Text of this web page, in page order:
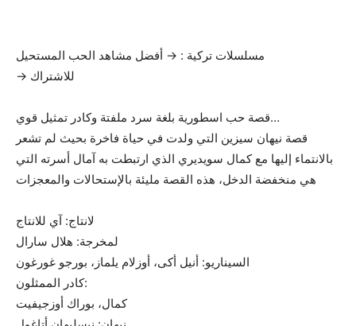
مسلسلات تركية : → أفضل مشاهد الحب المستحيل
→ للاشتراك
قصة حب اسطورية بلغة سرد ملفتة وكادر تمثيل قوي…
قصة نيهان سيزين التي ولدت في حياة فاخرة بحيث لم تشعر
بالانتماء إليها مع كمال سويديري الذي ارتبطت به آمال أسرته التي
هي منخفضة الدخل، هذه القصة مليئة بالإستحالات والمعجزات
لانتاج: آي للانتاج
لمخرجة: هلال سارال
السيناريو: أنيل أكى، أوزلام يلماز، بورجو غورغون
كادر الممثلون:
كمال، بوراك أوزجيفيت